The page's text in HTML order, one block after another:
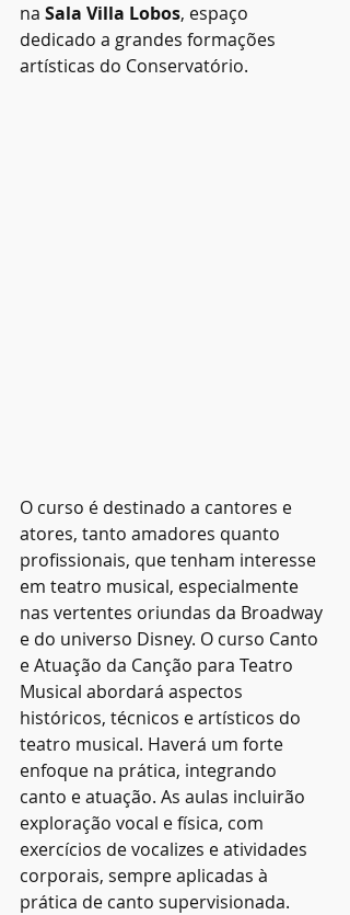
na Sala Villa Lobos, espaço
dedicado a grandes formações
artísticas do Conservatório.
O curso é destinado a cantores e
atores, tanto amadores quanto
profissionais, que tenham interesse
em teatro musical, especialmente
nas vertentes oriundas da Broadway
e do universo Disney. O curso Canto
e Atuação da Canção para Teatro
Musical abordará aspectos
históricos, técnicos e artísticos do
teatro musical. Haverá um forte
enfoque na prática, integrando
canto e atuação. As aulas incluirão
exploração vocal e física, com
exercícios de vocalizes e atividades
corporais, sempre aplicadas à
prática de canto supervisionada.